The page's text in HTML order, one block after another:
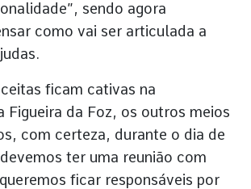
sendo agora
como vai ser articulada a
ficam cativas na
Figueira da Foz, os outros meios
com certeza, durante o dia de
ter uma reunião com
ficar responsáveis por